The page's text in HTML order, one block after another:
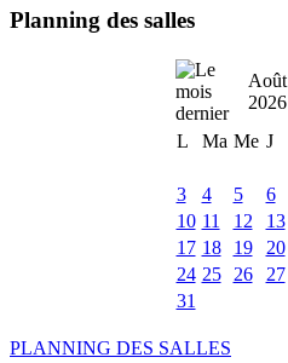
Planning des salles
Août
2026
L
Ma Me J
3
4 5 6
10 11 12 13
17 18 19 20
24 25 26 27
31
PLANNING DES SALLES